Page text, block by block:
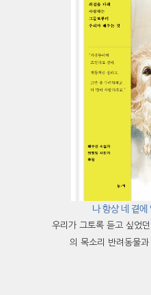
나 항상 네 곁
우리가 그토록 듣고 싶었
의 목소리 반려동물과